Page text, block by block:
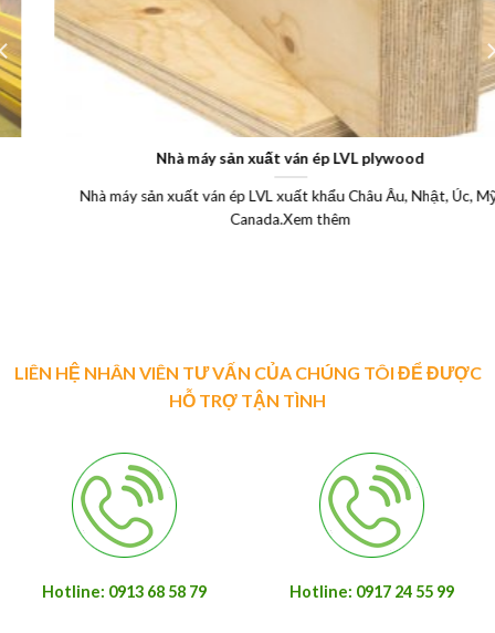
Nhà máy sản xuất ván ép LVL plywood
Nhà máy sản xuất ván ép LVL xuất khẩu Châu Âu, Nhật, Úc, Mỹ,
Canada.Xem thêm
LIÊN HỆ NHÂN VIÊN TƯ VẤN CỦA CHÚNG TÔI ĐỂ ĐƯỢC
HỖ TRỢ TẬN TÌNH
Hotline: 0913 68 58 79 Hotline: 0917 24 55 99